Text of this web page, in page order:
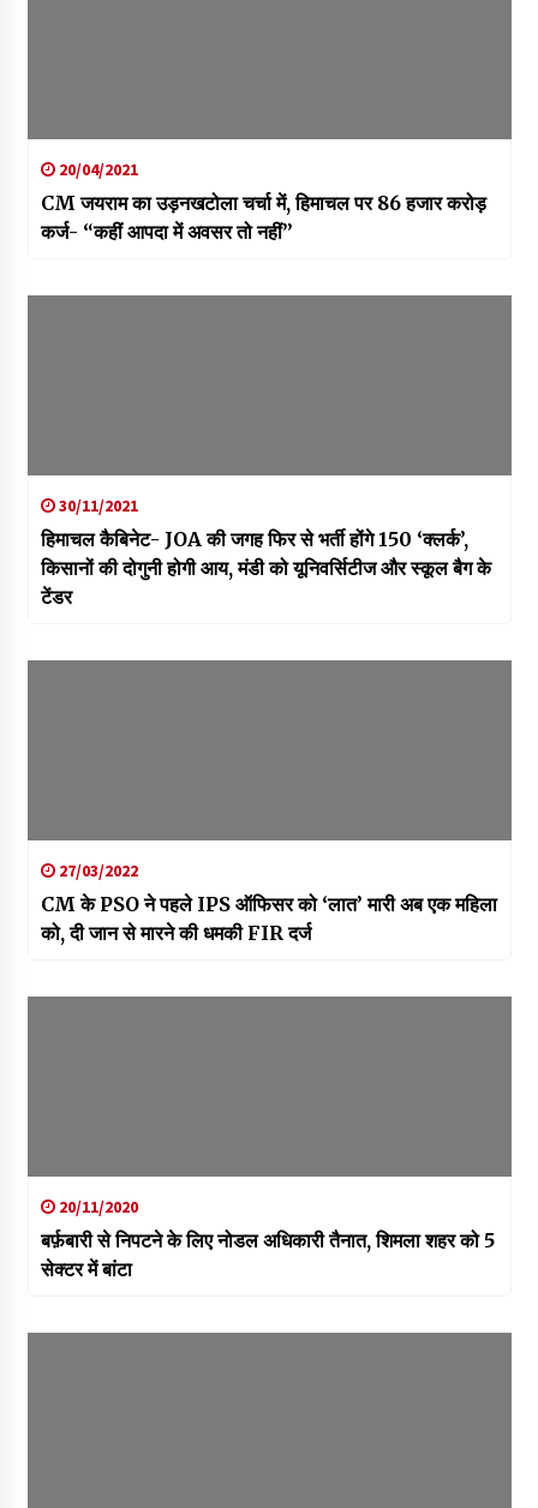
20/04/2021
CM जयराम का उड़नखटोला चर्चा में, हिमाचल पर 86 हजार करोड़
कर्ज- “कहीं आपदा में अवसर तो नहीं”
30/11/2021
हिमाचल कैबिनेट- JOA की जगह फिर से भर्ती होंगे 150 ‘क्लर्क’,
किसानों की दोगुनी होगी आय, मंडी को यूनिवर्सिटीज और स्कूल बैग के
टेंडर
27/03/2022
CM के PSO ने पहले IPS ऑफिसर को ‘लात’ मारी अब एक महिला
को, दी जान से मारने की धमकी FIR दर्ज
20/11/2020
बर्फ़बारी से निपटने के लिए नोडल अधिकारी तैनात, शिमला शहर को 5
सेक्टर में बांटा